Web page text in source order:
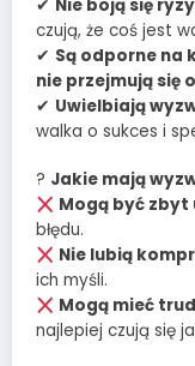
✔ Nie boją się
czują, że coś jest
✔ Są odporne na
nie przejmują się
✔ Uwielbiają
walka o sukces i
? Jakie mają
Mogą być
błędu.
Nie lubią
ich myśli.
Mogą mieć
najlepiej czują się